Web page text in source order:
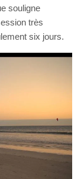
souligne
très
six jours.